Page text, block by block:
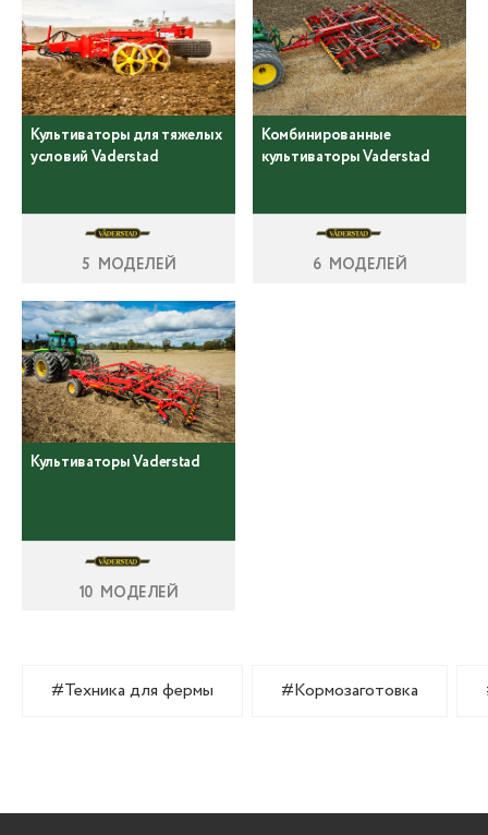
Культиваторы для тяжелых
условий Vaderstad
5 МОДЕЛЕЙ
Комбинированные
культиваторы Vaderstad
6 МОДЕЛЕЙ
Культиваторы Vaderstad
10 МОДЕЛЕЙ
#Техника для фермы #Кормозаготовка